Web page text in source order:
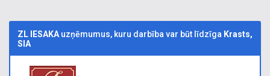
ZL IESAKA uzņēmumus, kuru darbība var būt līdzīga Krasts,
SIA